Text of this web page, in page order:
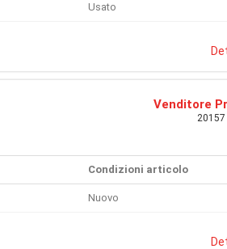
Usato
Venditore
Condizioni articolo
Nuovo